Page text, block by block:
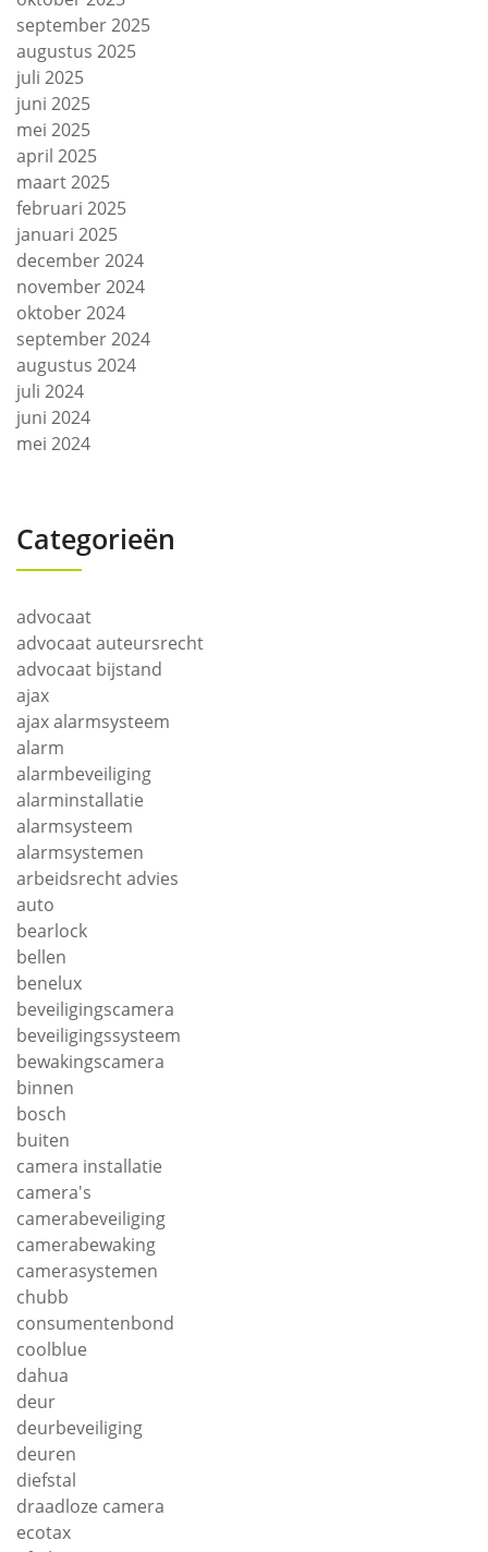
september 2025
augustus 2025
juli 2025
juni 2025
mei 2025
april 2025
maart 2025
februari 2025
januari 2025
december 2024
november 2024
oktober 2024
september 2024
augustus 2024
juli 2024
juni 2024
mei 2024
Categorieën
advocaat
advocaat auteursrecht
advocaat bijstand
ajax
ajax alarmsysteem
alarm
alarmbeveiliging
alarminstallatie
alarmsysteem
alarmsystemen
arbeidsrecht advies
auto
bearlock
bellen
benelux
beveiligingscamera
beveiligingssysteem
bewakingscamera
binnen
bosch
buiten
camera installatie
camera's
camerabeveiliging
camerabewaking
camerasystemen
chubb
consumentenbond
coolblue
dahua
deur
deurbeveiliging
deuren
diefstal
draadloze camera
ecotax